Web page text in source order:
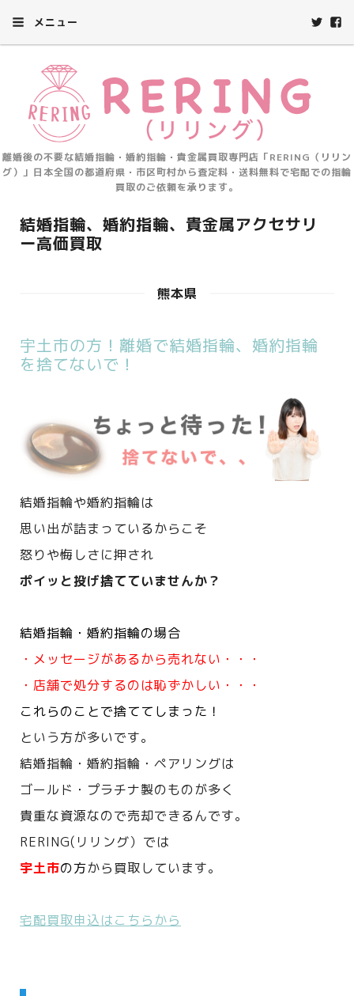
メニュー
離婚後の不要な結婚指輪・婚約指輪・貴金属買取専門店「RERING（リリン
グ）」日本全国の都道府県・市区町村から査定料・送料無料で宅配での指輪
買取のご依頼を承ります。
結婚指輪、婚約指輪、貴金属アクセサリ
ー高価買取
熊本県
宇土市の方！離婚で結婚指輪、婚約指輪
を捨てないで！
結婚指輪や婚約指輪は
思い出が詰まっているからこそ
怒りや悔しさに押され
ポイッと投げ捨てていませんか？
結婚指輪・婚約指輪の場合
・メッセージがあるから売れない・・・
・店舗で処分するのは恥ずかしい・・・
これらのことで捨ててしまった！
という方が多いです。
結婚指輪・婚約指輪・ペアリングは
ゴールド・プラチナ製のものが多く
貴重な資源なので売却できるんです。
RERING(リリング）では
宇土市の方から買取しています。
宅配買取申込はこちらから